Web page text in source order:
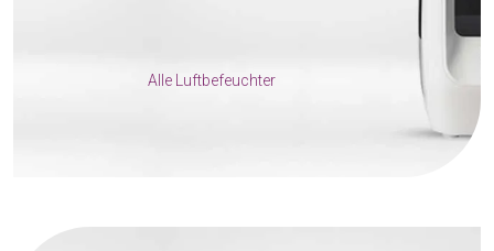
Alle Luftbefeuchter